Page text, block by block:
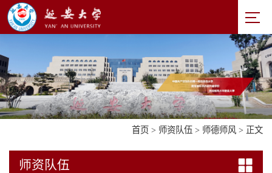
首页 > 师资队伍 > 师德师风 > 正文
师资队伍